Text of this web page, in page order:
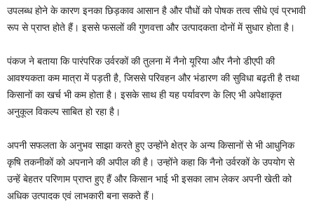
उपलब्ध होने के कारण इनका छिड़काव आसान है और पौधों को पोषक तत्व सीधे एवं प्रभावी
रूप से प्राप्त होते हैं। इससे फसलों की गुणवत्ता और उत्पादकता दोनों में सुधार होता है।
पंकज ने बताया कि पारंपरिक उर्वरकों की तुलना में नैनो यूरिया और नैनो डीएपी की
आवश्यकता कम मात्रा में पड़ती है, जिससे परिवहन और भंडारण की सुविधा बढ़ती है तथा
किसानों का खर्च भी कम होता है। इसके साथ ही यह पर्यावरण के लिए भी अपेक्षाकृत
अनुकूल विकल्प साबित हो रहा है।
अपनी सफलता के अनुभव साझा करते हुए उन्होंने क्षेत्र के अन्य किसानों से भी आधुनिक
कृषि तकनीकों को अपनाने की अपील की है। उन्होंने कहा कि नैनो उर्वरकों के उपयोग से
उन्हें बेहतर परिणाम प्राप्त हुए हैं और किसान भाई भी इसका लाभ लेकर अपनी खेती को
अधिक उत्पादक एवं लाभकारी बना सकते हैं।